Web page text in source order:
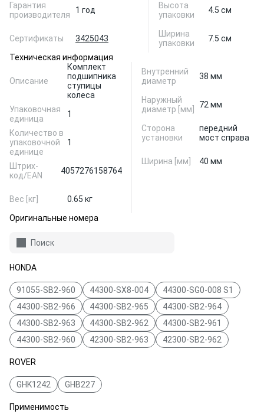
Гарантия
производителя
1 год
Сертификаты 3425043
Высота
упаковки
4.5 см
Ширина
упаковки
7.5 см
Техническая информация
Описание
Комплект
подшипника
ступицы
колеса
Упаковочная
единица
1
Количество в
упаковочной
единице
1
Штрих-
код/EAN
4057276158764
Вес [кг] 0.65 кг
Внутренний
диаметр
38 мм
Наружный
диаметр [мм]
72 мм
Сторона
установки
передний
мост справа
Ширина [мм] 40 мм
Оригинальные номера
Поиск
HONDA
91055-SB2-960 44300-SX8-004
44300-SG0-008 S1
44300-SB2-966
44300-SB2-965
44300-SB2-964
44300-SB2-963
44300-SB2-962
44300-SB2-961
44300-SB2-960
42300-SB2-963 42300-SB2-962
ROVER
GHK1242 GHB227
Применимость